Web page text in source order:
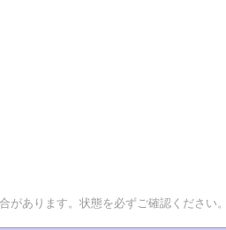
あります。状態を必ずご確認ください。